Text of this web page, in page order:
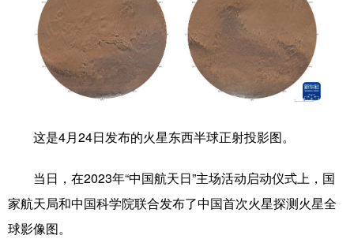
文化 健康 军事
访谈 视频 图片 政务
法律 中央文件 金融 汽车
城市 旅游 能源 会展
彩票
这是4月24日发布的火星东西半球正射投影图。
当日，在2023年“中国航天日”主场活动启动仪式上，国
家航天局和中国科学院联合发布了中国首次火星探测火星全
球影像图。